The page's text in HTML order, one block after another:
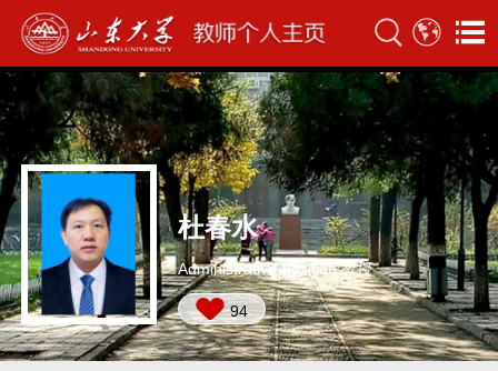
杜春水
Administrative Position:教授
94